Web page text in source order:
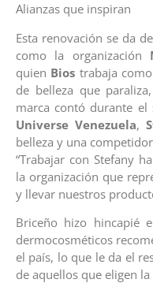
Alianzas que inspiran
Esta renovación se da
como la organización
quien Bios trabaja
de belleza que
marca contó durante
Universe Venezuela,
belleza y una
“Trabajar con Stefany
la organización que
y llevar nuestros
Briceño hizo hincapié
dermocosméticos
el país, lo que le da el
de aquellos que eligen